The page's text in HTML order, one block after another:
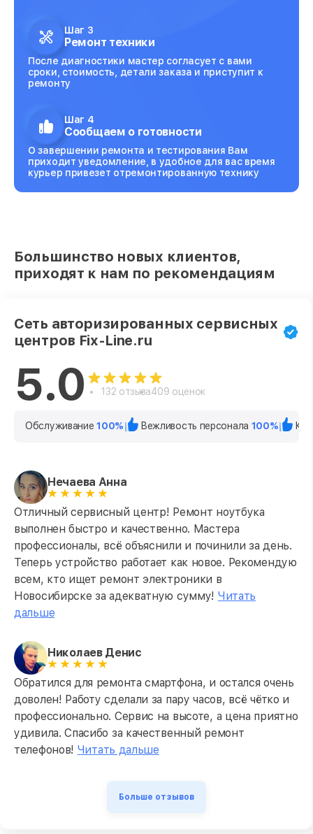
Шаг 3
Ремонт техники
После диагностики мастер согласует с вами
сроки, стоимость, детали заказа и приступит к
ремонту
Шаг 4
Сообщаем о готовности
О завершении ремонта и тестирования Вам
приходит уведомление, в удобное для вас время
курьер привезет отремонтированную технику
Большинство новых клиентов,
приходят к нам по рекомендациям
Сеть авторизированных сервисных
центров Fix-Line.ru
5.0 132 отзыва409 оценок
Обслуживание100% Вежливость персонала 100%
Нечаева Анна
Отличный сервисный центр! Ремонт ноутбука
выполнен быстро и качественно. Мастера
профессионалы, всё объяснили и починили за день.
Теперь устройство работает как новое. Рекомендую
всем, кто ищет ремонт электроники в
Новосибирске за адекватную сумму! Читать
дальше
Николаев Денис
Обратился для ремонта смартфона, и остался очень
доволен! Работу сделали за пару часов, всё чётко и
профессионально. Сервис на высоте, а цена приятно
удивила. Спасибо за качественный ремонт
телефонов! Читать дальше
Больше отзывов